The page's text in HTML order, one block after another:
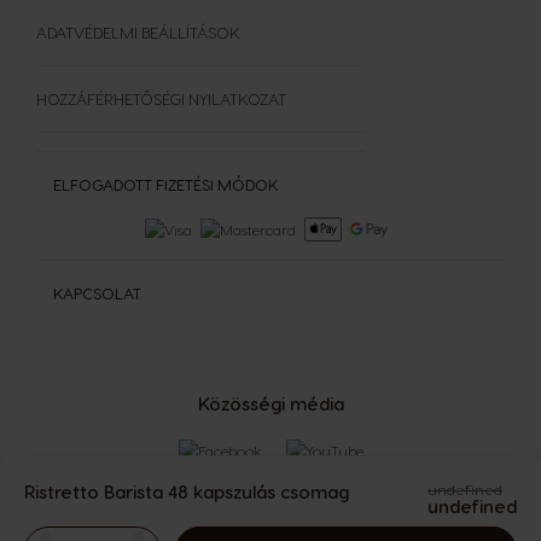
Közösségi média
ELFOGADOTT FIZETÉSI MÓDOK
KAPCSOLAT
ADATVÉDELMI BEÁLLÍTÁSOK
HOZZÁFÉRHETŐSÉGI NYILATKOZAT
Ristretto Barista 48 kapszulás csomag undefined
undefined